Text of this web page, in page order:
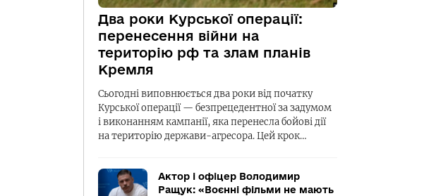
Два роки Курської операції:
перенесення війни на
територію рф та злам планів
Кремля
Сьогодні виповнюється два роки від початку
Курської операції — безпрецедентної за задумом
і виконанням кампанії, яка перенесла бойові дії
на територію держави-агресора. Цей крок…
Актор і офіцер Володимир
Ращук: «Воєнні фільми не мають